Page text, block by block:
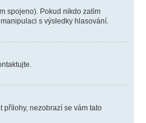
spojeno). Pokud nikdo zatím
s výsledky hlasování.
nezobrazí se vám tato